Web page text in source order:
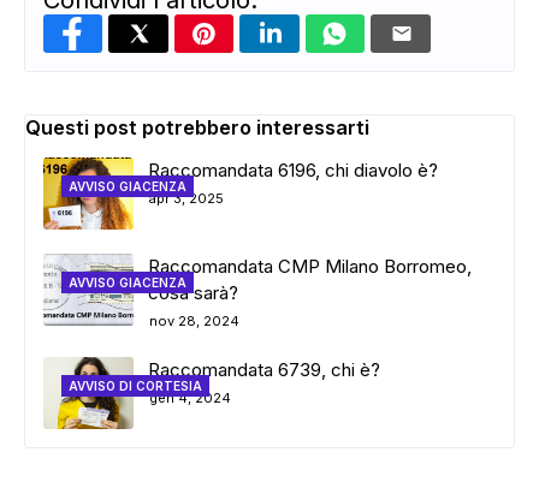
Questi post potrebbero interessarti
AVVISO GIACENZA
Raccomandata 6196, chi diavolo è?
apr 3, 2025
AVVISO GIACENZA
Raccomandata CMP Milano Borromeo,
cosa sarà?
nov 28, 2024
AVVISO DI CORTESIA
Raccomandata 6739, chi è?
gen 4, 2024